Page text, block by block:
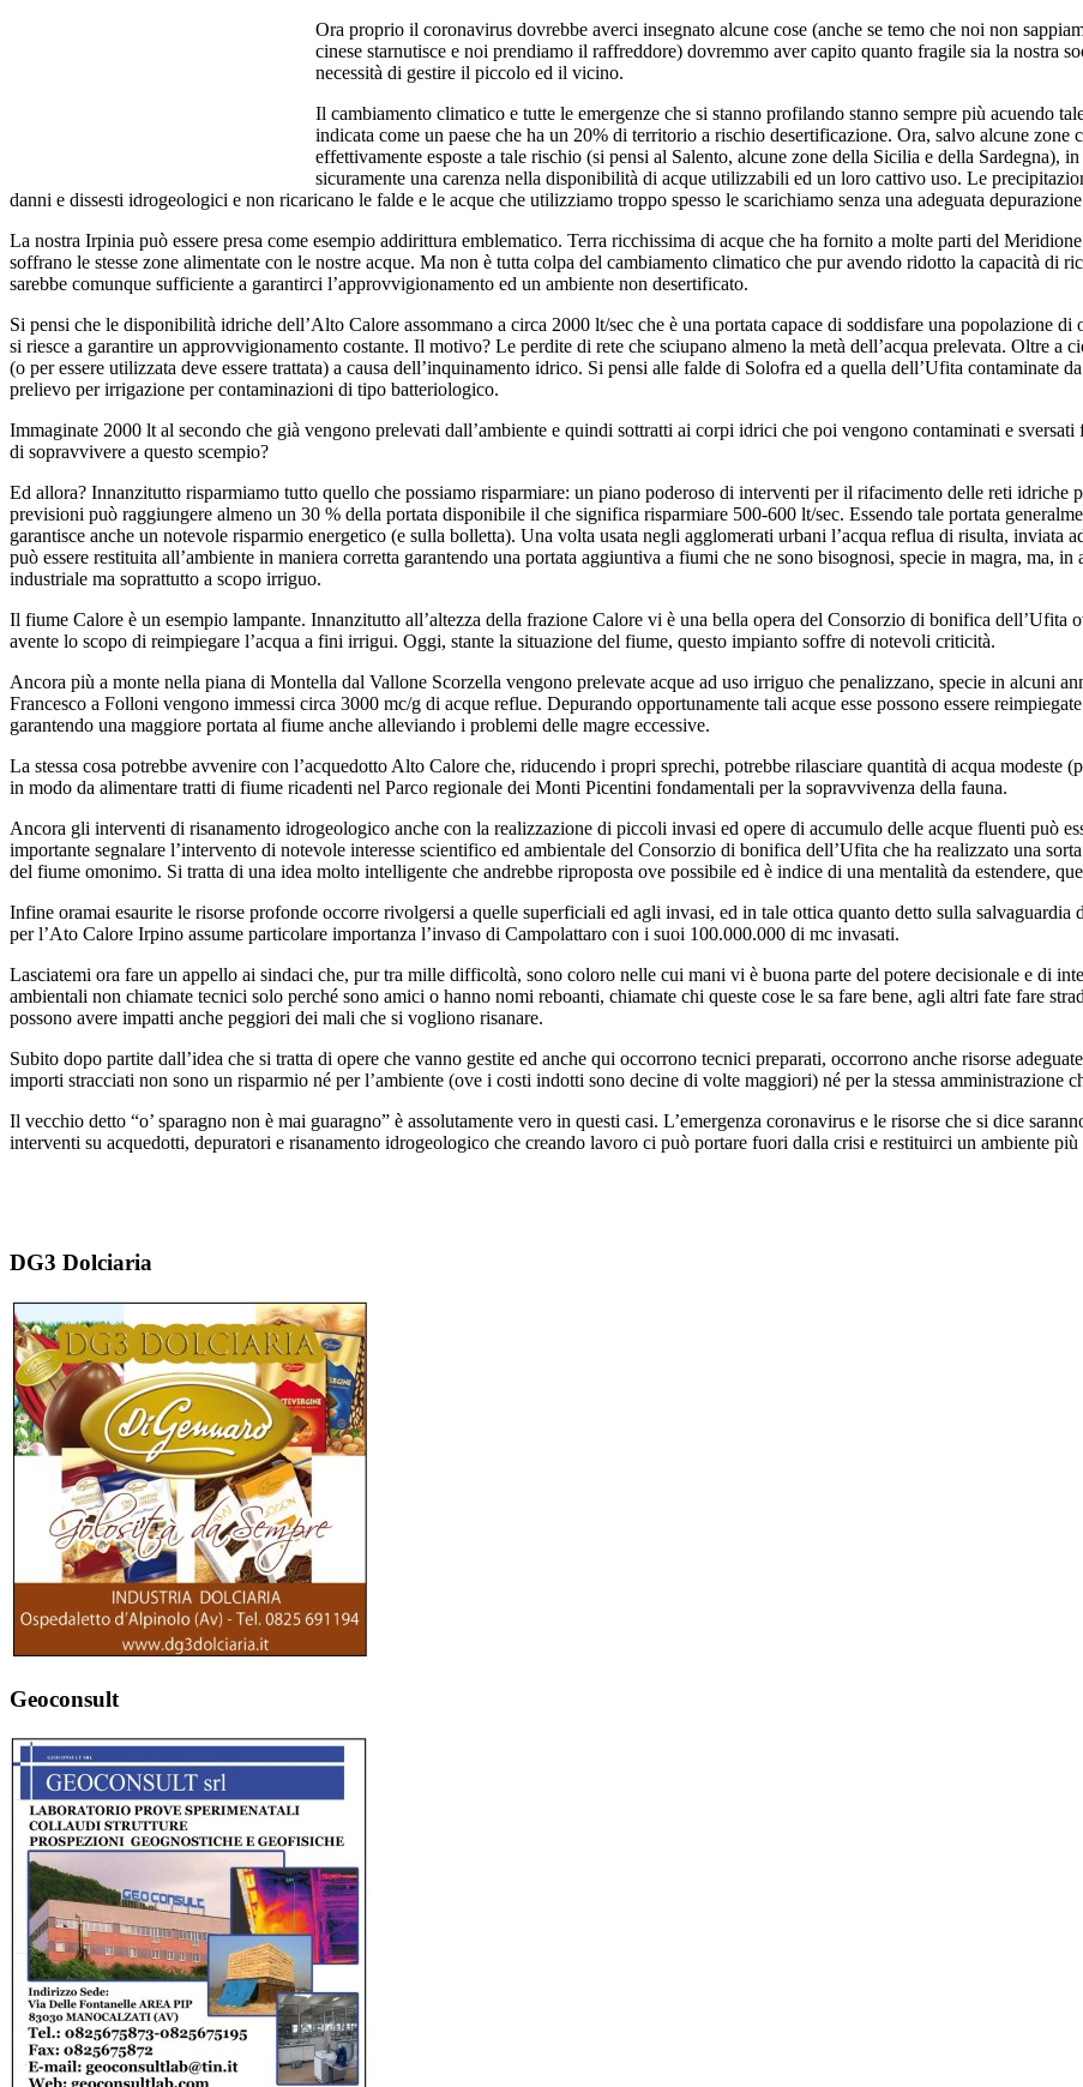
Ora proprio il coronavirus dovrebbe averci insegnato alcune cose (anche se temo che noi non
cinese starnutisce e noi prendiamo il raffreddore) dovremmo aver capito quanto fragile sia la nostra
necessità di gestire il piccolo ed il vicino.
Il cambiamento climatico e tutte le emergenze che si stanno profilando stanno sempre più acuendo
indicata come un paese che ha un 20% di territorio a rischio desertificazione. Ora, salvo alcune
effettivamente esposte a tale rischio (si pensi al Salento, alcune zone della Sicilia e della Sardegna),
sicuramente una carenza nella disponibilità di acque utilizzabili ed un loro cattivo uso. Le
danni e dissesti idrogeologici e non ricaricano le falde e le acque che utilizziamo troppo spesso le scarichiamo senza una adeguata
La nostra Irpinia può essere presa come esempio addirittura emblematico. Terra ricchissima di acque che ha fornito a molte parti del
soffrano le stesse zone alimentate con le nostre acque. Ma non è tutta colpa del cambiamento climatico che pur avendo ridotto la capacità di
sarebbe comunque sufficiente a garantirci l’approvvigionamento ed un ambiente non desertificato.
Si pensi che le disponibilità idriche dell’Alto Calore assommano a circa 2000 lt/sec che è una portata capace di soddisfare una popolazione
si riesce a garantire un approvvigionamento costante. Il motivo? Le perdite di rete che sciupano almeno la metà dell’acqua prelevata. Oltre a
(o per essere utilizzata deve essere trattata) a causa dell’inquinamento idrico. Si pensi alle falde di Solofra ed a quella dell’Ufita
prelievo per irrigazione per contaminazioni di tipo batteriologico.
Immaginate 2000 lt al secondo che già vengono prelevati dall’ambiente e quindi sottratti ai corpi idrici che poi vengono contaminati e
di sopravvivere a questo scempio?
Ed allora? Innanzitutto risparmiamo tutto quello che possiamo risparmiare: un piano poderoso di interventi per il rifacimento delle reti idriche
previsioni può raggiungere almeno un 30 % della portata disponibile il che significa risparmiare 500-600 lt/sec. Essendo tale portata
garantisce anche un notevole risparmio energetico (e sulla bolletta). Una volta usata negli agglomerati urbani l’acqua reflua di risulta, inviata
può essere restituita all’ambiente in maniera corretta garantendo una portata aggiuntiva a fiumi che ne sono bisognosi, specie in magra, ma,
industriale ma soprattutto a scopo irriguo.
Il fiume Calore è un esempio lampante. Innanzitutto all’altezza della frazione Calore vi è una bella opera del Consorzio di bonifica dell’Ufita
avente lo scopo di reimpiegare l’acqua a fini irrigui. Oggi, stante la situazione del fiume, questo impianto soffre di notevoli criticità.
Ancora più a monte nella piana di Montella dal Vallone Scorzella vengono prelevate acque ad uso irriguo che penalizzano, specie in alcuni
Francesco a Folloni vengono immessi circa 3000 mc/g di acque reflue. Depurando opportunamente tali acque esse possono essere
garantendo una maggiore portata al fiume anche alleviando i problemi delle magre eccessive.
La stessa cosa potrebbe avvenire con l’acquedotto Alto Calore che, riducendo i propri sprechi, potrebbe rilasciare quantità di acqua
in modo da alimentare tratti di fiume ricadenti nel Parco regionale dei Monti Picentini fondamentali per la sopravvivenza della fauna.
Ancora gli interventi di risanamento idrogeologico anche con la realizzazione di piccoli invasi ed opere di accumulo delle acque fluenti può
importante segnalare l’intervento di notevole interesse scientifico ed ambientale del Consorzio di bonifica dell’Ufita che ha realizzato una
del fiume omonimo. Si tratta di una idea molto intelligente che andrebbe riproposta ove possibile ed è indice di una mentalità da estendere,
Infine oramai esaurite le risorse profonde occorre rivolgersi a quelle superficiali ed agli invasi, ed in tale ottica quanto detto sulla
per l’Ato Calore Irpino assume particolare importanza l’invaso di Campolattaro con i suoi 100.000.000 di mc invasati.
Lasciatemi ora fare un appello ai sindaci che, pur tra mille difficoltà, sono coloro nelle cui mani vi è buona parte del potere decisionale e di
ambientali non chiamate tecnici solo perché sono amici o hanno nomi reboanti, chiamate chi queste cose le sa fare bene, agli altri fate fare
possono avere impatti anche peggiori dei mali che si vogliono risanare.
Subito dopo partite dall’idea che si tratta di opere che vanno gestite ed anche qui occorrono tecnici preparati, occorrono anche risorse
importi stracciati non sono un risparmio né per l’ambiente (ove i costi indotti sono decine di volte maggiori) né per la stessa amministrazione
Il vecchio detto “o’ sparagno non è mai guaragno” è assolutamente vero in questi casi. L’emergenza coronavirus e le risorse che si dice
interventi su acquedotti, depuratori e risanamento idrogeologico che creando lavoro ci può portare fuori dalla crisi e restituirci un ambiente
DG3 Dolciaria
Geoconsult